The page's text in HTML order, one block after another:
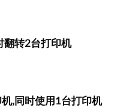
翻转2台打印机
,同时使用1台打印机